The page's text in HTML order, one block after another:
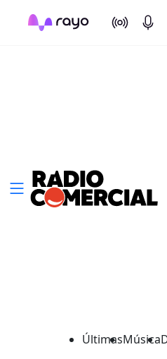
On Air
ÚltimasMúsica